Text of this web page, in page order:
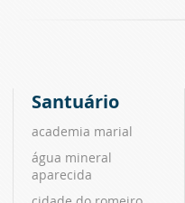
Santuário
academia marial
água mineral
aparecida